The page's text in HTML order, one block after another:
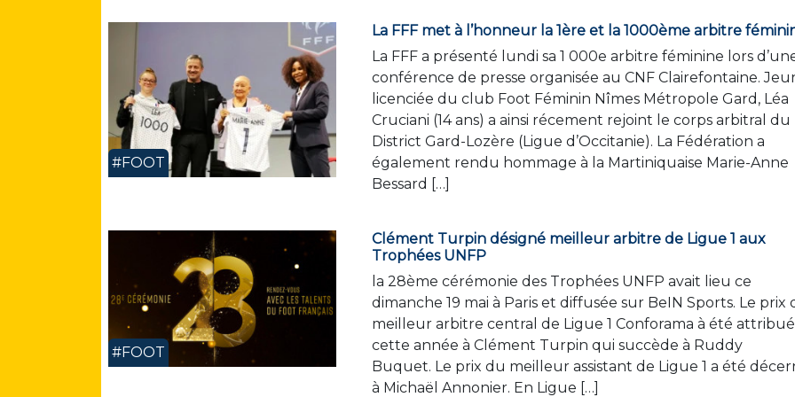
#FOOT
La FFF met à l’honneur la 1ère et la 1000ème arbitre
La FFF a présenté lundi sa 1 000e arbitre féminine lors
conférence de presse organisée au CNF Clairefontaine.
licenciée du club Foot Féminin Nîmes Métropole Gard, Léa
Cruciani (14 ans) a ainsi récement rejoint le corps arbitral du
District Gard-Lozère (Ligue d’Occitanie). La Fédération a
également rendu hommage à la Martiniquaise Marie-Anne
Bessard […]
#FOOT
Clément Turpin désigné meilleur arbitre de Ligue 1 aux
Trophées UNFP
la 28ème cérémonie des Trophées UNFP avait lieu ce
dimanche 19 mai à Paris et diffusée sur BeIN Sports. Le prix
meilleur arbitre central de Ligue 1 Conforama à été attribué
cette année à Clément Turpin qui succède à Ruddy
Buquet. Le prix du meilleur assistant de Ligue 1 a été
à Michaël Annonier. En Ligue […]